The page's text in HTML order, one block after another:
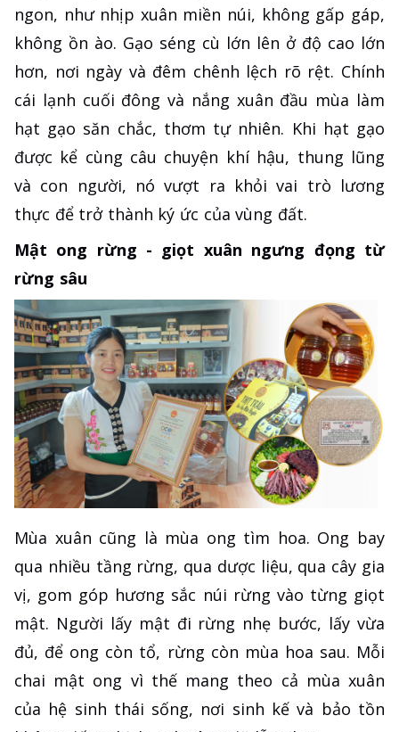
ngon, như nhịp xuân miền núi, không gấp gáp,
không ồn ào. Gạo séng cù lớn lên ở độ cao lớn
hơn, nơi ngày và đêm chênh lệch rõ rệt. Chính
cái lạnh cuối đông và nắng xuân đầu mùa làm
hạt gạo săn chắc, thơm tự nhiên. Khi hạt gạo
được kể cùng câu chuyện khí hậu, thung lũng
và con người, nó vượt ra khỏi vai trò lương
thực để trở thành ký ức của vùng đất.
Mật ong rừng - giọt xuân ngưng đọng từ
rừng sâu
Mùa xuân cũng là mùa ong tìm hoa. Ong bay
qua nhiều tầng rừng, qua dược liệu, qua cây gia
vị, gom góp hương sắc núi rừng vào từng giọt
mật. Người lấy mật đi rừng nhẹ bước, lấy vừa
đủ, để ong còn tổ, rừng còn mùa hoa sau. Mỗi
chai mật ong vì thế mang theo cả mùa xuân
của hệ sinh thái sống, nơi sinh kế và bảo tồn